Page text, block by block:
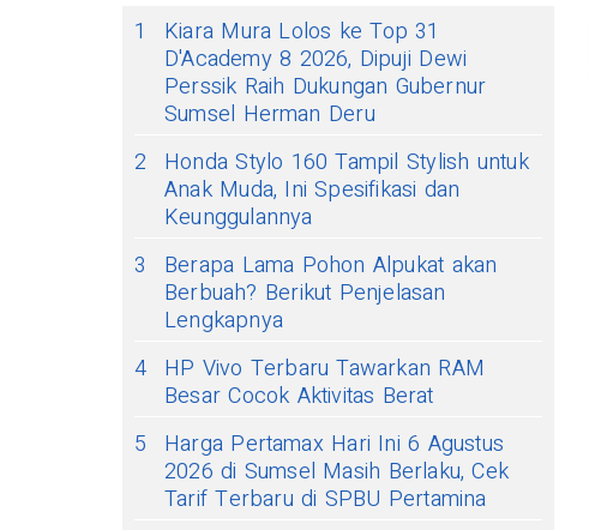
1
Kiara Mura Lolos ke Top 31
D'Academy 8 2026, Dipuji Dewi
Perssik Raih Dukungan Gubernur
Sumsel Herman Deru
2
Honda Stylo 160 Tampil Stylish untuk
Anak Muda, Ini Spesifikasi dan
Keunggulannya
3
Berapa Lama Pohon Alpukat akan
Berbuah? Berikut Penjelasan
Lengkapnya
4 HP Vivo Terbaru Tawarkan RAM
Besar Cocok Aktivitas Berat
5
Harga Pertamax Hari Ini 6 Agustus
2026 di Sumsel Masih Berlaku, Cek
Tarif Terbaru di SPBU Pertamina